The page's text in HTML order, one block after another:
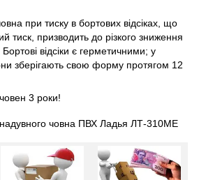
при тиску в бортових відсіках, що
тиск, призводить до різкого зниження
відсіки є герметичними; у
зберігають свою форму протягом 12
3 роки!